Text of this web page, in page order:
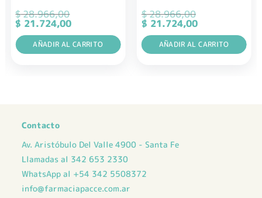
$28.966,00
El
precio
original
era:
$ 28.966,00.
$ 21.724,00El
precio
actual
es:
$ 21.724,00.
AÑADIR AL CARRITO
$28.966,00
El
precio
original
era:
$ 28.966,00.
$ 21.724,00El
precio
actual
es:
$ 21.724,00.
AÑADIR AL CARRITO
Contacto
Av. Aristóbulo Del Valle 4900 - Santa Fe
Llamadas al 342 653 2330
WhatsApp al +54 342 5508372
info@farmaciapacce.com.ar